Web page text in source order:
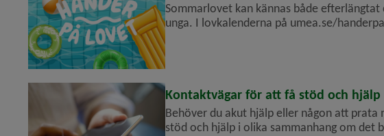
Sommarlovet kan kännas både
unga. I lovkalenderna på umea.se/handerpalovet har vi samlat massor av aktiviteter,
många gratis, för en innehållsrik och rolig
Kontaktvägar för att få stöd och hjälp
Behöver du akut hjälp eller någon att
stöd och hjälp i olika sammanhang om det